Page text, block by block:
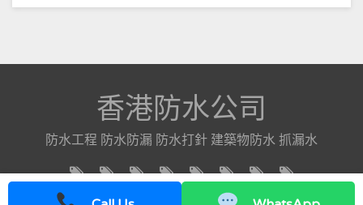
香港防水公司
防水工程 防水防漏 防水打針 建築物防水 抓漏水